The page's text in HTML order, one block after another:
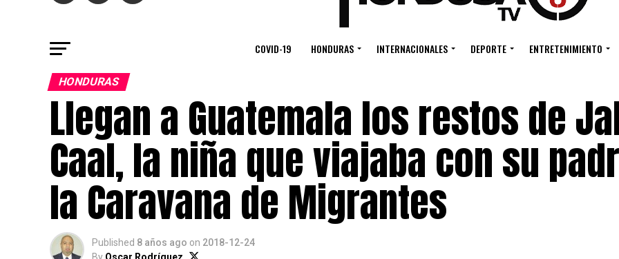
COVID-19 HONDURAS INTERNACIONALES DEPORTE ENTRETENIMIENTO
HONDURAS
Llegan a Guatemala los restos de
Caal, la niña que viajaba con su
la Caravana de Migrantes
Published 8 años ago on 2018-12-24